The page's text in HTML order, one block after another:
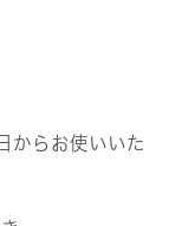
からお使いいた